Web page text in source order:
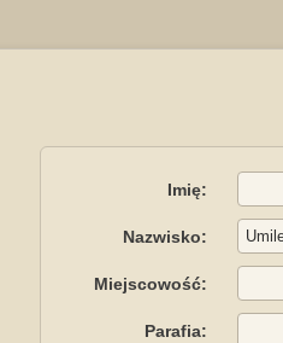
Imię:
Nazwisko:
Miejscowość:
Parafia: